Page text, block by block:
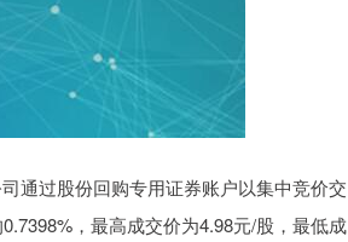
通过股份回购专用证券账户以集中竞价交
，最高成交价为4.98元/股，最低成